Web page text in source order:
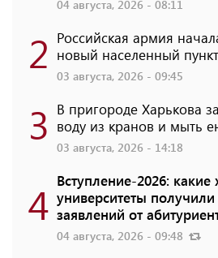
04 августа, 2026 - 08:11
2 Российская армия
новый населенный
03 августа, 2026 - 09:45
3 В пригороде Харькова
воду из кранов и мыть
03 августа, 2026 - 14:18
4 Вступление-2026: какие
университеты
заявлений от
04 августа, 2026 - 09:48